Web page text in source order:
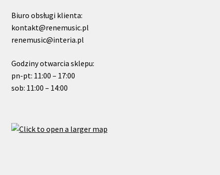
Biuro obsługi klienta:
kontakt@renemusic.pl
renemusic@interia.pl
Godziny otwarcia sklepu:
pn-pt: 11:00 – 17:00
sob: 11:00 – 14:00